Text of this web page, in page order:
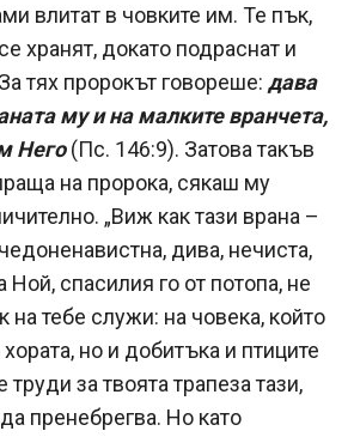
влитат в човките им. Те пък,
хранят, докато подраснат и
тях пророкът говореше: дава
му и на малките вранчета,
Него(Пс. 146:9). Затова такъв
на пророка, сякаш му
„Виж как тази врана –
дива, нечиста,
Ной, спасилия го от потопа, не
на тебе служи: на човека, който
но и добитъка и птиците
за твоята трапеза тази,
пренебрегва. Но като